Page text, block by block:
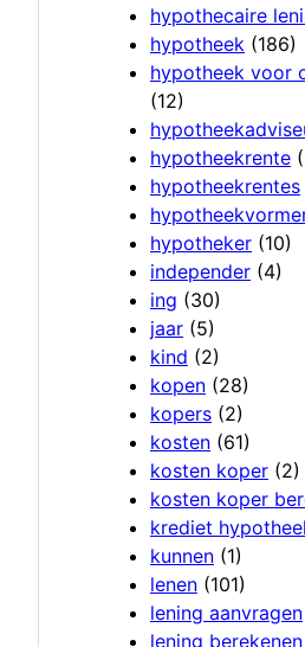
hypothecaire
hypotheek (186)
hypotheek voor
(12)
hypotheekrente
hypotheekrentes
hypotheker (10)
independer (4)
ing (30)
jaar (5)
kind (2)
kopen (28)
kopers (2)
kosten (61)
kosten koper (2)
kosten koper
krediet
kunnen (1)
lenen (101)
lening aanvragen
lening berekenen